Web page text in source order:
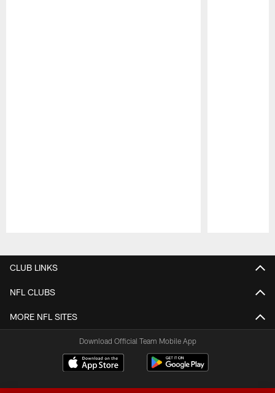
CLUB LINKS
NFL CLUBS
MORE NFL SITES
Download Official Team Mobile App